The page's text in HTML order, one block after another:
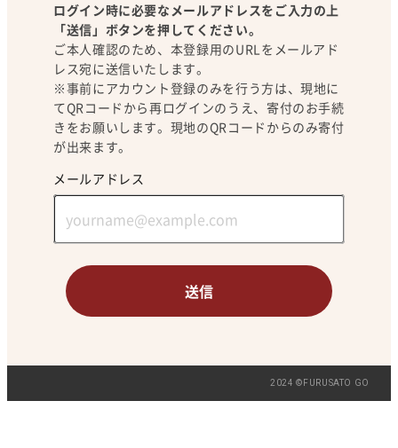
ログイン時に必要なメールアドレスをご入力の上
「送信」ボタンを押してください。
ご本人確認のため、本登録用のURLをメールアド
レス宛に送信いたします。
※事前にアカウント登録のみを行う方は、現地に
てQRコードから再ログインのうえ、寄付のお手続
きをお願いします。現地のQRコードからのみ寄付
が出来ます。
メールアドレス
送信
2024 ©FURUSATO GO